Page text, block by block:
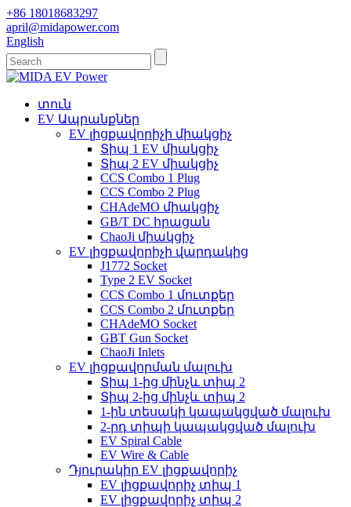
+86 18018683297
april@midapower.com
English
տուն
EV Ապրանքներ
EV լիցքավորիչի միակցիչ
Տիպ 1 EV միակցիչ
Տիպ 2 EV միակցիչ
CCS Combo 1 Plug
CCS Combo 2 Plug
CHAdeMO միակցիչ
GB/T DC հրացան
ChaoJi միակցիչ
EV լիցքավորիչի վարդակից
J1772 Socket
Type 2 EV Socket
CCS Combo 1 մուտքեր
CCS Combo 2 մուտքեր
CHAdeMO Socket
GBT Gun Socket
ChaoJi Inlets
EV լիցքավորման մալուխ
Տիպ 1-ից մինչև տիպ 2
Տիպ 2-ից մինչև տիպ 2
1-ին տեսակի կապակցված մալուխ
2-րդ տիպի կապակցված մալուխ
EV Spiral Cable
EV Wire & Cable
Դյուրակիր EV լիցքավորիչ
EV լիցքավորիչ տիպ 1
EV լիցքավորիչ տիպ 2